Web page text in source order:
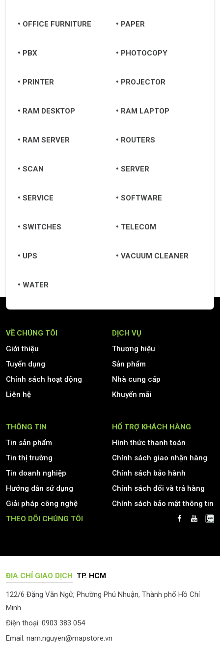
OFFICE FURNITURE PAPER
PBX PHOTOCOPY
PRINTER PROJECTOR
RAM DESKTOP RAM LAPTOP
RAM SERVER ROUTERS
SCAN SERVER
SERVICE SOFTWARE
SWITCHES TELECOM
UPS VACUUM CLEANER
WATER
VỀ CHÚNG TÔI
Giới thiệu
Tuyển dụng
Chính sách hoạt động
Liên hệ
DỊCH VỤ
Thương hiệu
Sản phẩm
Nhà cung cấp
Khuyến mãi
THÔNG TIN
Tin sản phẩm
Tin thị trường
Tin doanh nghiệp
Hướng dẫn sử dụng
Giải pháp công nghệ
HỔ TRỢ KHÁCH HÀNG
Hình thức thanh toán
Chính sách giao nhận hàng
Chính sách bảo hành
Chính sách đổi và trả hàng
Chính sách bảo mật thông tin
THEO DÕI CHÚNG TÔI
ĐỊA CHỈ GIAO DỊCH TP. HCM
122/6 Đặng Văn Ngữ, Phường Phú Nhuận, Thành phố Hồ Chí
Minh
Điện thoại: 0903 383 054
Email: nam.nguyen@mapstore.vn